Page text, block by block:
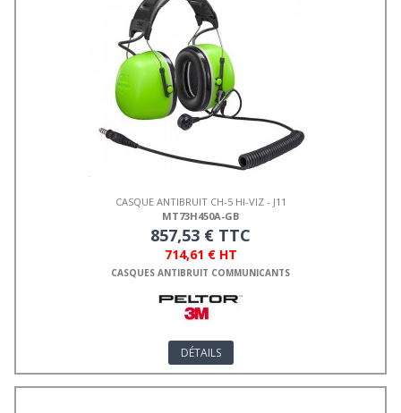
CASQUE ANTIBRUIT CH-5 HI-VIZ - J11
MT73H450A-GB
857,53 € TTC
714,61 € HT
CASQUES ANTIBRUIT COMMUNICANTS
DÉTAILS